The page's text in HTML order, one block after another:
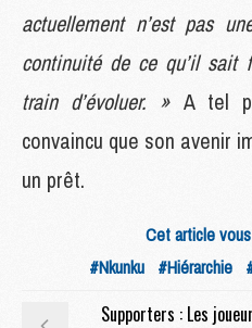
actuellement n’est pas
continuité de ce qu’il
train d’évoluer. » A tel
convaincu que son avenir
un prêt.
Cet article
#Nkunku #Hiérarchie